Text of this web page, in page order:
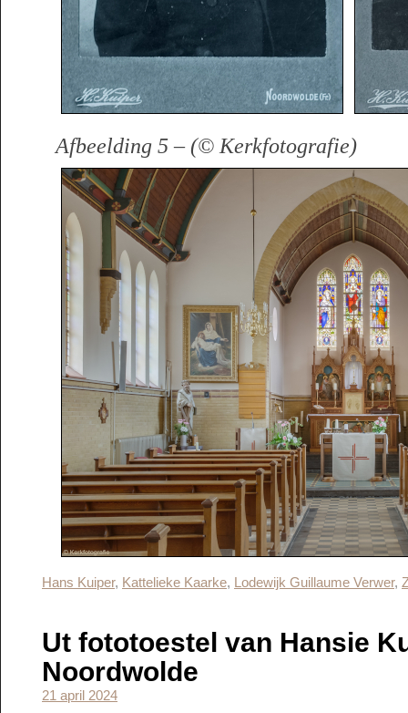
Afbeelding 5 –(© Kerkfotografie)
Hans Kuiper, Kattelieke Kaarke, Lodewijk Guillaume Verwer,
Ut fototoestel van Hansie
Noordwolde
21 april 2024